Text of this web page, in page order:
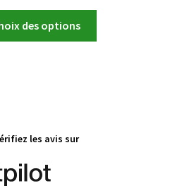
des options
les avis sur